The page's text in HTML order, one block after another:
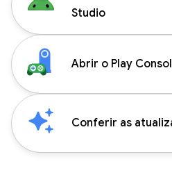
Studio
Abrir o Play
Conferir as